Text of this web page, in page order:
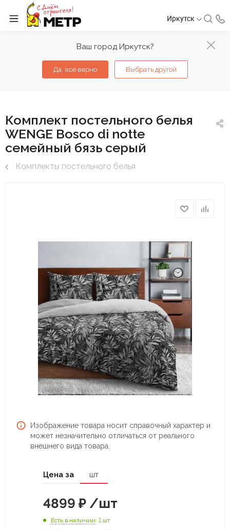
Ваш город Иркутск?
Да, все верно Выбрать другой
Иркутск
Комплект постельного белья
WENGE Bosco di notte
семейный бязь серый
Комплекты постельного белья
Изображение товара носит справочный характер и
может незначительно отличаться от реального
внешнего вида товара.
Цена за шт
4899 ₽ /шт
Есть в наличии: 1 шт